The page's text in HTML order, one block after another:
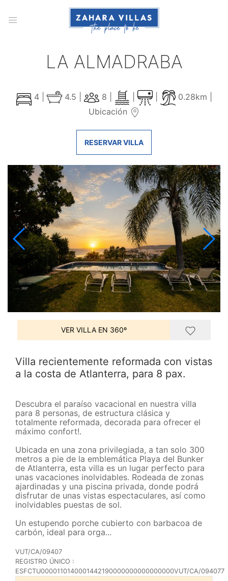
LA ALMADRABA
4 | 4.5 | 8 | |
0.28km |
Ubicación
RESERVAR VILLA
VER VILLA EN 360º
Villa recientemente reformada con vistas
a la costa de Atlanterra, para 8 pax.
Descubra el paraíso vacacional en nuestra villa
para 8 personas, de estructura clásica y
totalmente reformada, decorada para ofrecer el
máximo confort!.
Ubicada en una zona privilegiada, a tan solo 300
metros a pie de la emblemática Playa del Bunker
de Atlanterra, esta villa es un lugar perfecto para
unas vacaciones inolvidables. Rodeada de zonas
ajardinadas y una piscina privada, donde podrá
disfrutar de unas vistas espectaculares, así como
inolvidables puestas de sol.
Un estupendo porche cubierto con barbacoa de
carbón, ideal para orga...
VUT/CA/09407
REGISTRO ÚNICO :
ESFCTU0000110140001442190000000000000000VUT/CA/094077